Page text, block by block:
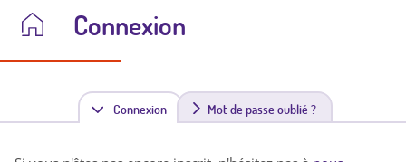
Connexion
Connexion(
Mot de passe oublié ?